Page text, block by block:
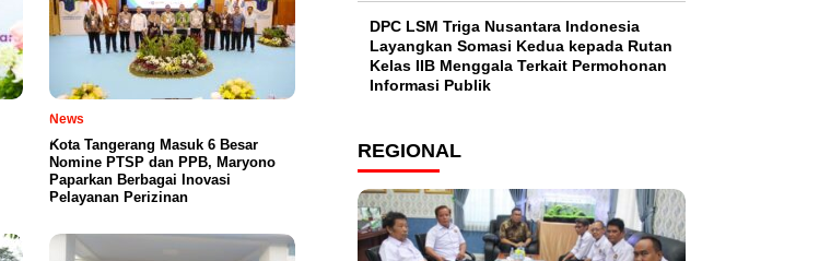
News
Kota Tangerang Masuk 6 Besar
Nomine PTSP dan PPB, Maryono
Paparkan Berbagai Inovasi
Pelayanan Perizinan
DPC LSM Triga Nusantara Indonesia
Layangkan Somasi Kedua kepada Rutan
Kelas IIB Menggala Terkait Permohonan
Informasi Publik
REGIONAL